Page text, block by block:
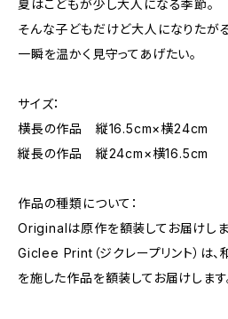
夏はこどもが少し大人になる季節。
そんな子どもだけど大人になりたが
一瞬を温かく見守ってあげたい。
サイズ：
横長の作品 縦16.5cm×横24cm
縦長の作品 縦24cm×横16.5cm
作品の種類について：
Originalは原作を額装してお届けしま
Giclee Print（ジクレープリント）は、
を施した作品を額装してお届けします